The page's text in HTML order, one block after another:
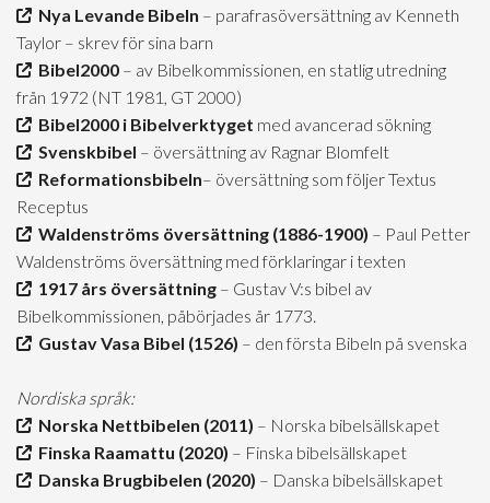
Nya Levande Bibeln – parafrasöversättning av Kenneth
Taylor – skrev för sina barn
Bibel2000 – av Bibelkommissionen, en statlig utredning
från 1972 (NT 1981, GT 2000)
Bibel2000 i Bibelverktyget med avancerad sökning
Svenskbibel – översättning av Ragnar Blomfelt
Reformationsbibeln– översättning som följer Textus
Receptus
Waldenströms översättning (1886-1900) – Paul Petter
Waldenströms översättning med förklaringar i texten
1917 års översättning – Gustav V:s bibel av
Bibelkommissionen, påbörjades år 1773.
Gustav Vasa Bibel (1526) – den första Bibeln på svenska
Nordiska språk:
Norska Nettbibelen (2011) – Norska bibelsällskapet
Finska Raamattu (2020) – Finska bibelsällskapet
Danska Brugbibelen (2020) – Danska bibelsällskapet